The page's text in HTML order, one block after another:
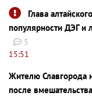
Глава
популярности ДЭГ и
5
15:51
Жителю Славгорода
после